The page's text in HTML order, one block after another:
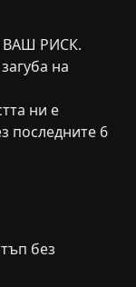
ВАШ РИСК.
на
ни е
последните 6
без